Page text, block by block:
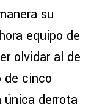
su
equipo de
olvidar al de
de cinco
única derrota